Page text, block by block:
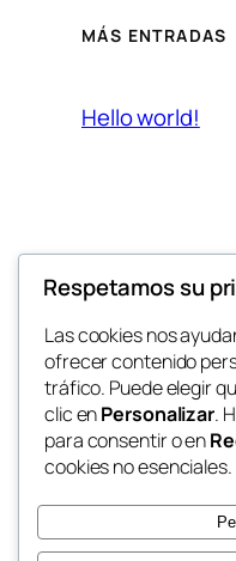
MÁS ENTRADAS
Hello world!
Jalcep SAC
Sitio Web de la
Blog
Acerca de
FAQs
Autores
Eventos
Tienda
Temas
Respetamos su
Las cookies nos
ofrecer contenido
tráfico. Puede elegir
clic enPersonalizar.
para consentir o en
cookies no esenciales.